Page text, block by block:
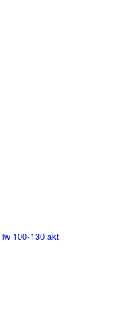
lw 100-130 akt,